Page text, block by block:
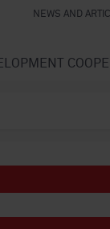
NEWS AND